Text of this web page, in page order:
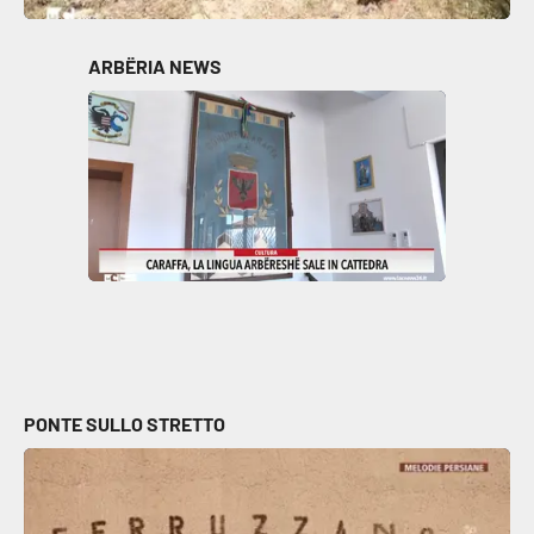
Parchi Marini Calabria
Leggendo Alvaro insieme
Imprese Di Calabria
Le perfidie di Antonella Grippo
Venti di comunicazione
LaC Network
ARBËRIA NEWS
PONTE SULLO STRETTO